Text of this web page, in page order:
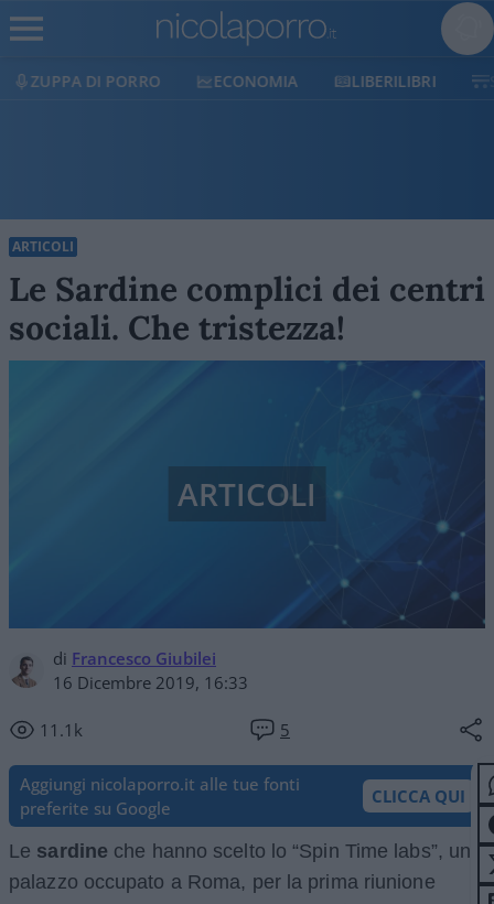
ECONOMIA LIBERILIBRI SHOP SOSTIENICI
ARTICOLI
Le Sardine complici dei centri
sociali. Che tristezza!
di Francesco Giubilei
16 Dicembre 2019, 16:33
11.1k 5
ARTICOLI
Aggiungi nicolaporro.it alle tue fonti
preferite su Google
CLICCA QUI
Le sardine che hanno scelto lo “Spin Time labs”, un
palazzo occupato a Roma, per la prima riunione